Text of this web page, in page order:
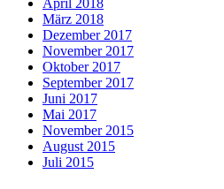
April 2018
März 2018
Dezember 2017
November 2017
Oktober 2017
September 2017
Juni 2017
Mai 2017
November 2015
August 2015
Juli 2015